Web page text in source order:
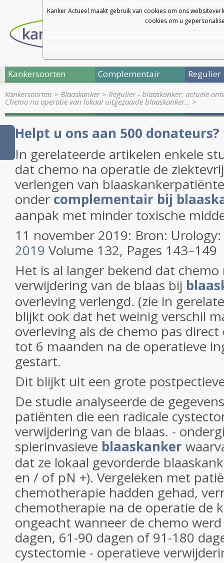
Kanker Actueel maakt gebruik van cookies om ons
cookies om u
Kankersoorten Complementair Regulier
Kankersoorten > Blaaskanker> Regulier - blaaskanker: actuele
Chemo na operatie van lokaal uitgezaaide blaaskanker… >
Helpt u ons aan 500 donateurs?
In gerelateerde artikelen enkele
dat chemo na operatie de
verlengen van
onder complementair bij
aanpak met minder toxische
11 november 2019: Bron: Urology:
2019 Volume 132, Pages 143–149
Het is al langer bekend dat chemo
verwijdering van de blaas bij
overleving verlengd. (zie in
blijkt ook dat het weinig verschil
overleving als de chemo pas
tot 6 maanden na de operatieve
gestart.
Dit blijkt uit een grote
De studie analyseerde de
patiënten die een radicale
verwijdering van de blaas. -
spierinvasieve blaaskanker
dat ze lokaal gevorderde
en / of pN +). Vergeleken met
chemotherapie hadden gehad,
chemotherapie na de operatie de
ongeacht wanneer de chemo
dagen, 61-90 dagen of 91-180
cystectomie - operatieve